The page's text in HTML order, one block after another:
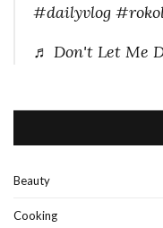
#dailyvlog
♬ Don't Let Me
Beauty
Cooking